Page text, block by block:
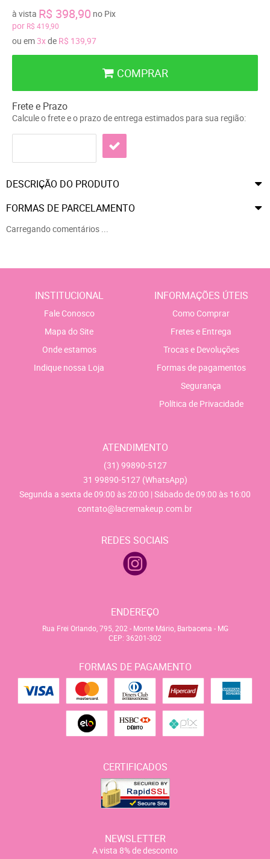
por R$ 419,90
à vista R$ 398,90 no Pix
ou em3xde R$ 139,97
COMPRAR
Frete e Prazo
Calcule o frete e o prazo de entrega estimados para sua região:
DESCRIÇÃO DO PRODUTO
FORMAS DE PARCELAMENTO
Carregando comentários ...
INSTITUCIONAL
Fale Conosco
Mapa do Site
Onde estamos
Indique nossa Loja
INFORMAÇÕES ÚTEIS
Como Comprar
Fretes e Entrega
Trocas e Devoluções
Formas de pagamentos
Segurança
Política de Privacidade
ATENDIMENTO
(31) 99890-5127
31 99890-5127 (WhatsApp)
Segunda a sexta de 09:00 às 20:00 | Sábado de 09:00 às 16:00
contato@lacremakeup.com.br
REDES SOCIAIS
ENDEREÇO
Rua Frei Orlando, 795, 202 - Monte Mário, Barbacena - MG
CEP: 36201-302
FORMAS DE PAGAMENTO
CERTIFICADOS
NEWSLETTER
A vista 8% de desconto